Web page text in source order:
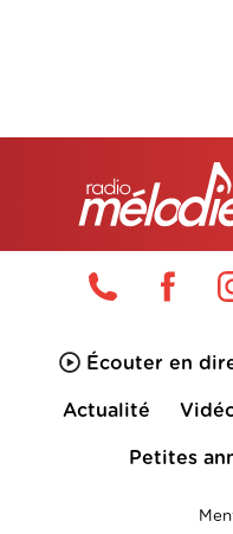
Écouter en
Actualité
Petites